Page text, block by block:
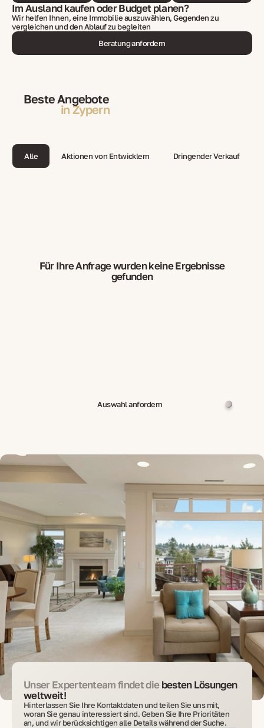
Im Ausland kaufen oder Budget planen?
Wir helfen Ihnen, eine Immobilie auszuwählen, Gegenden zu
vergleichen und den Ablauf zu begleiten
Beratung anfordern
Beste Angebote
in Zypern
Alle Aktionen von Entwicklern Dringender Verkauf
Für Ihre Anfrage wurden keine Ergebnisse
gefunden
Auswahl anfordern
Unser Expertenteam findet diebesten Lösungen
weltweit!
Hinterlassen Sie Ihre Kontaktdaten und teilen Sie uns mit,
woran Sie genau interessiert sind. Geben Sie Ihre Prioritäten
an, und wir berücksichtigen alle Details während der Suche.